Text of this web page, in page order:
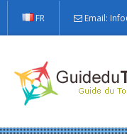
FR Email: